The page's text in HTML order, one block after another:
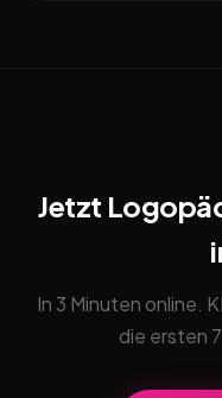
Jetzt
In 3 Minuten online.
die ersten